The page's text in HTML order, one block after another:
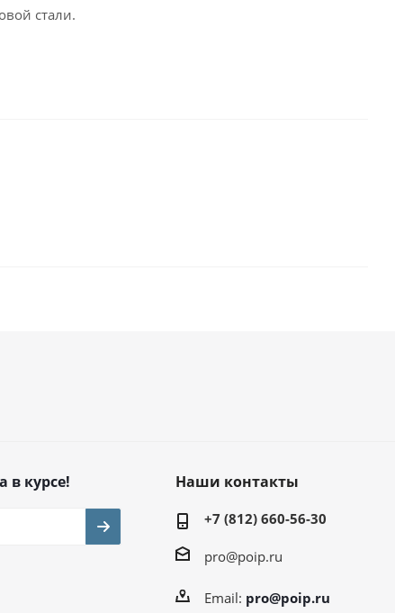
стали.
в курсе! Наши контакты
+7 (812) 660-56-30
pro@poip.ru
Email: pro@poip.ru